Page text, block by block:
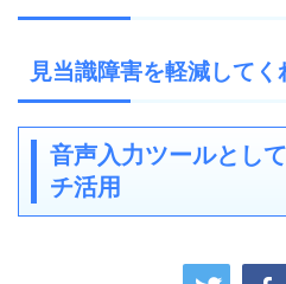
見当識障害を軽減してく
音声入力ツールとし
チ活用